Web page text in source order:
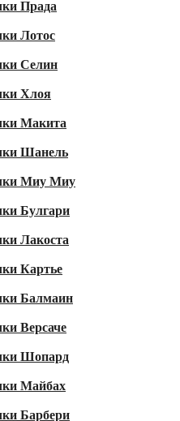
Прада
Лотос
Селин
Хлоя
Макита
Шанель
Миу Миу
Булгари
Лакоста
Картье
Балмаин
Версаче
Шопард
Майбах
Барбери